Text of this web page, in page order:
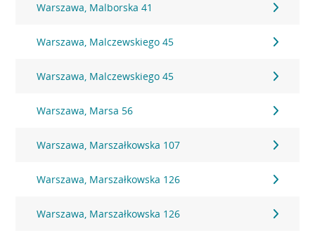
Warszawa, Malborska 41
Warszawa, Malczewskiego 45
Warszawa, Malczewskiego 45
Warszawa, Marsa 56
Warszawa, Marszałkowska 107
Warszawa, Marszałkowska 126
Warszawa, Marszałkowska 126